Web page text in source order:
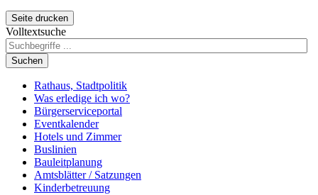
Seite drucken
Volltextsuche
Suchen
Rathaus, Stadtpolitik
Was erledige ich wo?
Bürgerserviceportal
Eventkalender
Hotels und Zimmer
Buslinien
Bauleitplanung
Amtsblätter / Satzungen
Kinderbetreuung